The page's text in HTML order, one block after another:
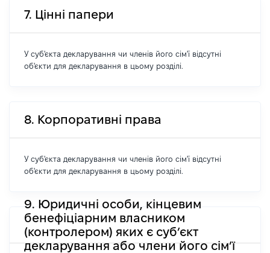
7. Цінні папери
У суб'єкта декларування чи членів його сім'ї відсутні
об'єкти для декларування в цьому розділі.
8. Корпоративні права
У суб'єкта декларування чи членів його сім'ї відсутні
об'єкти для декларування в цьому розділі.
9. Юридичні особи, кінцевим
бенефіціарним власником
(контролером) яких є суб’єкт
декларування або члени його сім’ї